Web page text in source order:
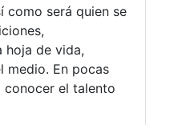
como será quien se
hoja de vida,
medio. En pocas
conocer el talento